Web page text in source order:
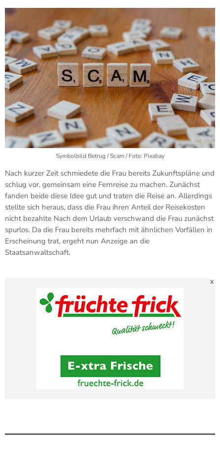
Symbolbild Betrug / Scam / Foto: Pixabay
Nach kurzer Zeit schmiedete die Frau bereits Zukunftspläne und
schlug vor, gemeinsam eine Fernreise zu machen. Zunächst
fanden beide diese Idee gut und traten die Reise an. Allerdings
stellte sich heraus, dass die Frau ihren Anteil der Reisekosten
nicht bezahlte Nach dem Urlaub verschwand die Frau zunächst
spurlos. Da die Frau bereits mehrfach mit ähnlichen Vorfällen in
Erscheinung trat, ergeht nun Anzeige an die
Staatsanwaltschaft.
X